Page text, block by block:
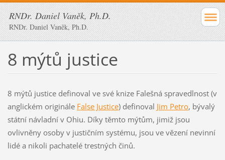
RNDr. Daniel Vaněk, Ph.D.
RNDr. Daniel Vaněk, Ph.D.
8 mýtů justice
8 mýtů justice definoval ve své knize Falešná spravedlnost (v
anglickém originále False Justice) definoval Jim Petro, bývalý
státní návladní v Ohiu. Díky těmto mýtům, jimiž jsou
ovlivněny osoby v justičním systému, jsou ve vězení nevinní
lidé a nikoli pachatelé trestných činů.